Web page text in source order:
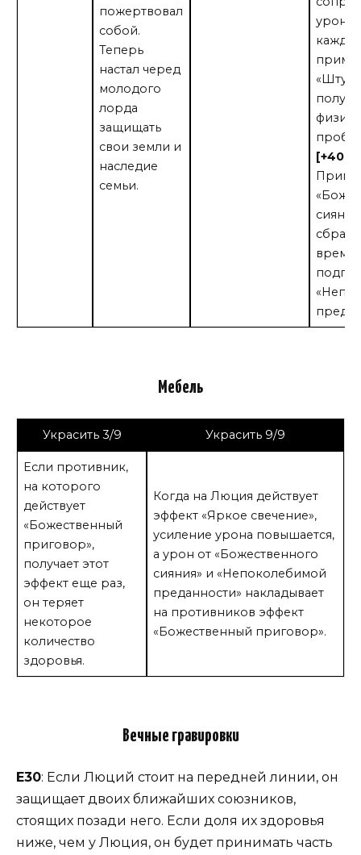
пожертвовал
собой.
Теперь
настал черед
молодого
лорда
защищать
свои земли и
наследие
семьи.
[+40
время
Мебель
Украсить 3/9 Украсить 9/9
Если противник,
на которого
действует
«Божественный
приговор»,
получает этот
эффект еще раз,
он теряет
некоторое
количество
здоровья.
Когда на Люция действует
эффект «Яркое свечение»,
усиление урона повышается,
а урон от «Божественного
сияния» и «Непоколебимой
преданности» накладывает
на противников эффект
«Божественный приговор».
Вечные гравировки
Е30: Если Люций стоит на передней линии, он
защищает двоих ближайших союзников,
стоящих позади него. Если доля их здоровья
ниже, чем у Люция, он будет принимать часть